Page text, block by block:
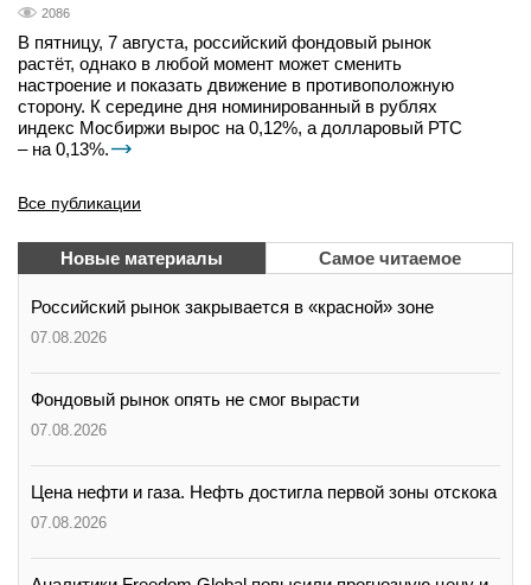
2086
В пятницу, 7 августа, российский фондовый рынок
растёт, однако в любой момент может сменить
настроение и показать движение в противоположную
сторону. К середине дня номинированный в рублях
индекс Мосбиржи вырос на 0,12%, а долларовый РТС
– на 0,13%.
Все публикации
Новые материалы Самое читаемое
Российский рынок закрывается в «красной» зоне
07.08.2026
Фондовый рынок опять не смог вырасти
07.08.2026
Цена нефти и газа. Нефть достигла первой зоны отскока
07.08.2026